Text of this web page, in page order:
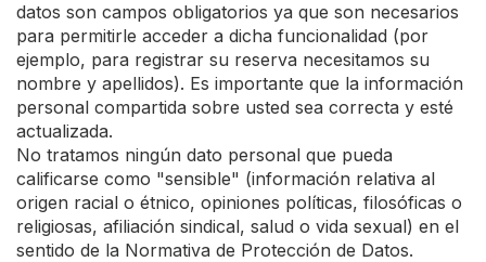
datos son campos obligatorios ya que son necesarios
para permitirle acceder a dicha funcionalidad (por
ejemplo, para registrar su reserva necesitamos su
nombre y apellidos). Es importante que la información
personal compartida sobre usted sea correcta y esté
actualizada.
No tratamos ningún dato personal que pueda
calificarse como "sensible" (información relativa al
origen racial o étnico, opiniones políticas, filosóficas o
religiosas, afiliación sindical, salud o vida sexual) en el
sentido de la Normativa de Protección de Datos.